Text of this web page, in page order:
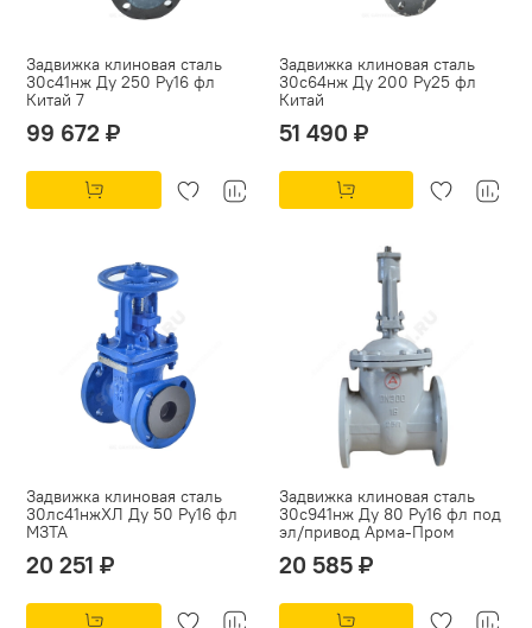
Задвижка клиновая сталь
30с41нж Ду 250 Ру16 фл
Китай 7
99 672 ₽
Задвижка клиновая сталь
30с64нж Ду 200 Ру25 фл
Китай
51 490 ₽
Задвижка клиновая сталь
30лс41нжХЛ Ду 50 Ру16 фл
МЗТА
20 251 ₽
Задвижка клиновая сталь
30с941нж Ду 80 Ру16 фл под
эл/привод Арма-Пром
20 585 ₽